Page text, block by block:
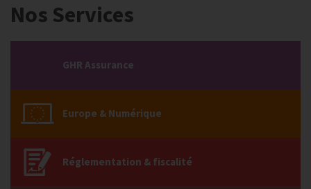
Nos Services
GHR Assurance
Europe & Numérique
Réglementation & fiscalité